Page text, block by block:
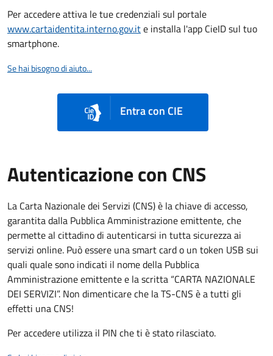
Per accedere attiva le tue credenziali sul portale
www.cartaidentita.interno.gov.ite installa l'app CieID sul tuo
smartphone.
Se hai bisogno di aiuto...
Entra con CIE
Autenticazione con CNS
La Carta Nazionale dei Servizi (CNS) è la chiave di accesso,
garantita dalla Pubblica Amministrazione emittente, che
permette al cittadino di autenticarsi in tutta sicurezza ai
servizi online. Può essere una smart card o un token USB sui
quali quale sono indicati il nome della Pubblica
Amministrazione emittente e la scritta “CARTA NAZIONALE
DEI SERVIZI”. Non dimenticare che la TS-CNS è a tutti gli
effetti una CNS!
Per accedere utilizza il PIN che ti è stato rilasciato.